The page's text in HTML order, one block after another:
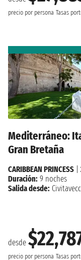
precio por persona Tasas
Mediterráneo:
Gran Bretaña
desde
precio por persona Tasas
CARIBBEAN PRINCESS
Duración: 9 noches
Salida desde: